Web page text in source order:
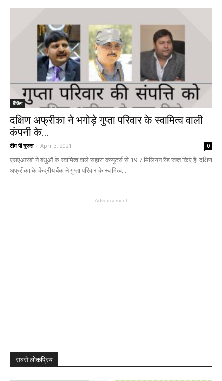
बैंकिंग
दक्षिण अफ्रीका ने भगोड़े गुप्ता परिवार के स्वामित्व वाली
कंपनी के...
टीम पी गुरुस - April 3, 2021 0
एसएआरबी ने बंधुओं के स्वामित्व वाले सहारा कंप्यूटर्स से 19.7 मिलियन रैंड जब्त किए है! दक्षिण
अफ्रीका के केंद्रीय बैंक ने गुप्ता परिवार के स्वामित्व...
- Advertisement -
सबसे लोकप्रिय